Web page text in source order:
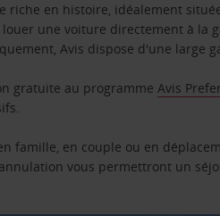
riche en histoire, idéalement
une voiture directement à la
Avis dispose d'une large
gratuite au programmeAvis
famille, en couple ou en
vous permettront un